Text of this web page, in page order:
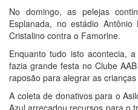
No domingo, as pelejas
Esplanada, no estádio
Cristalino contra o Famorine.
Enquanto tudo isto acontecia,
fazia grande festa no Clube
raposão para alegrar as
A coleta de donativos para o
Azul arrecadou recursos para o